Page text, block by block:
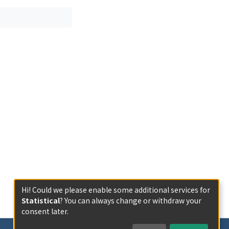
Hi! Could we please enable some additional services for
Statistical? You can always change or withdraw your
consent later.